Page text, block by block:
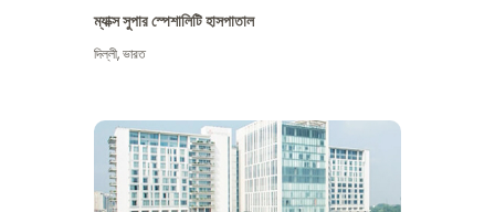
ম্যাক্স সুপার স্পেশালিটি হাসপাতাল
দিল্লী,ভারত